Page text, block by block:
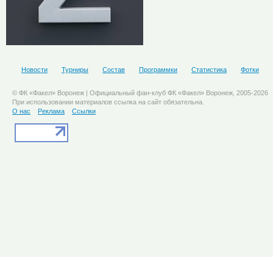
Новости Турниры Состав Программки Статистика Фотки
© ФК «Факел» Воронеж | Официальный фан-клуб ФК «Факел» Воронеж, 2005-2026
При использовании материалов ссылка на сайт обязательна.
О нас
Реклама Ссылки